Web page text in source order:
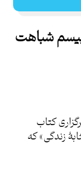
شباهت
کتاب
زندگی» که